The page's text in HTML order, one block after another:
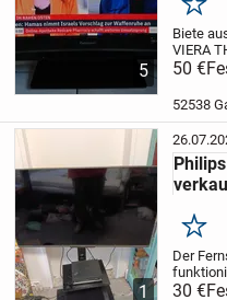
5
Biete
VIERA
kann
50 €
52538
1
Der
30 €